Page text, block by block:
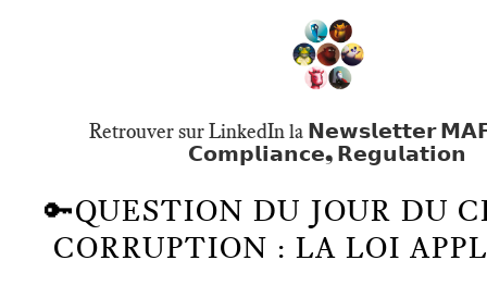
Retrouver sur LinkedIn la 𝗡𝗲𝘄𝘀𝗹𝗲𝘁𝘁𝗲𝗿
𝗖𝗼𝗺𝗽𝗹𝗶𝗮𝗻𝗰𝗲❟ 𝗥𝗲𝗴𝘂𝗹𝗮𝘁𝗶𝗼𝗻
🔑QUESTION DU JOUR DU
CORRUPTION : LA LOI